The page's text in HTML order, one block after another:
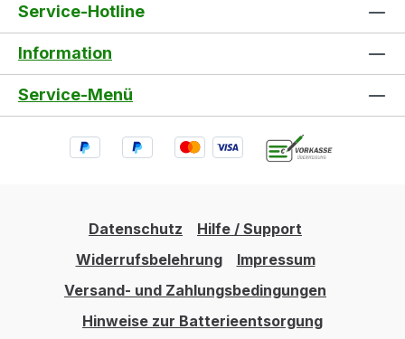
Service-Hotline
Information
Service-Menü
Datenschutz
Hilfe / Support
Widerrufsbelehrung
Impressum
Versand- und Zahlungsbedingungen
Hinweise zur Batterieentsorgung